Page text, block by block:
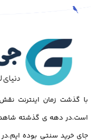
با گذشت زمان اینترنت
است.در دهه ی گذشته شاهد
جای خرید سنتی بوده